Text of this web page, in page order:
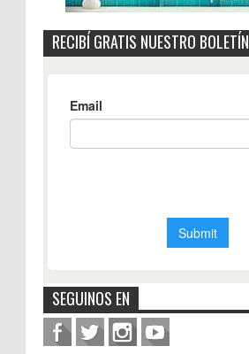
RECIBÍ GRATIS NUESTRO BOLETÍN
SEGUINOS EN